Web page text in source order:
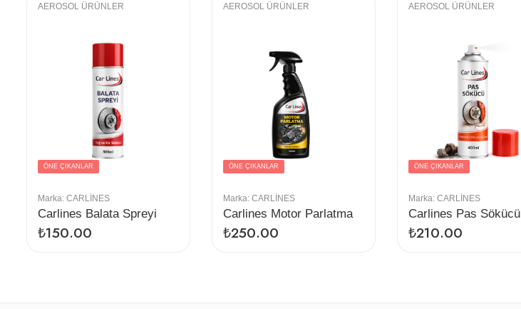
AEROSOL ÜRÜNLER
Marka: CARLINES
Carlines Balata Spreyi
ÖNE ÇIKANLAR
₺150.00
AEROSOL ÜRÜNLER
Marka: CARLINES
Carlines Motor Parlatma
ÖNE ÇIKANLAR
₺250.00
AEROSOL ÜRÜNLER
Marka: CARLINES
Carlines Pas Sökücü
ÖNE ÇIKANLAR
₺210.00